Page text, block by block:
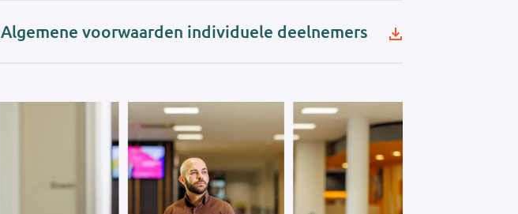
Algemene voorwaarden individuele deelnemers